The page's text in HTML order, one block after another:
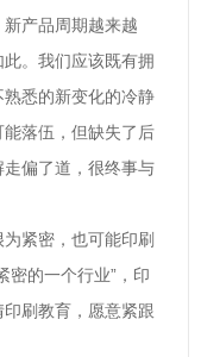
产品周期越来越
。我们应该既有拥
悉的新变化的冷静
落伍，但缺失了后
偏了道，很终事与
紧密，也可能印刷
密的一个行业”，印
刷教育，愿意紧跟